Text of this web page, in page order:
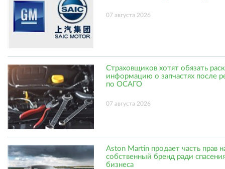
07 августа 2026
Страховщиков хотят обязать
информацию о запчастях после
по ОСАГО
07 августа 2026
Aston Martin продает часть прав
собственный бренд ради
бизнеса